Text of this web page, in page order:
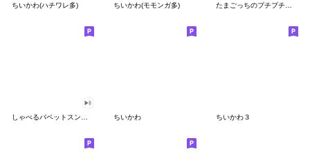
ちいかわ(ハチワレ多) ちいかわ(モモンガ多) たまごっちのプチプチおみせっち
ちいかわ ちいかわ３